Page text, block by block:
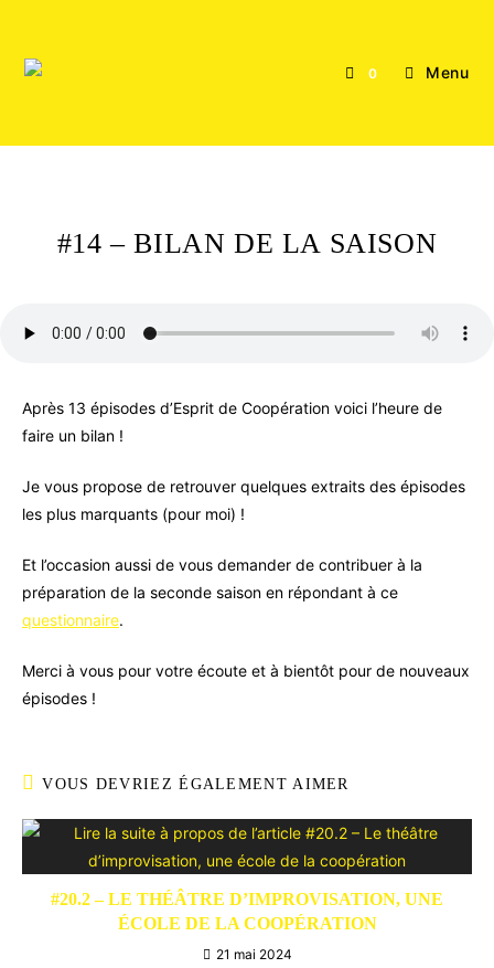
0 Menu
#14 – BILAN DE LA SAISON
Après 13 épisodes d’Esprit de Coopération voici l’heure de
faire un bilan !
Je vous propose de retrouver quelques extraits des épisodes
les plus marquants (pour moi) !
Et l’occasion aussi de vous demander de contribuer à la
préparation de la seconde saison en répondant à ce
questionnaire.
Merci à vous pour votre écoute et à bientôt pour de nouveaux
épisodes !
VOUS DEVRIEZ ÉGALEMENT AIMER
#20.2 – LE THÉÂTRE D’IMPROVISATION, UNE
ÉCOLE DE LA COOPÉRATION
21 mai 2024